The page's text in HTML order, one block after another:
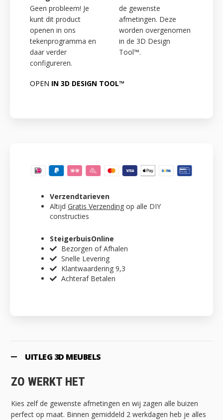
Geen probleem! Je
kunt dit product
openen in ons
tekenprogramma en
daar verder
configureren.
de gewenste
afmetingen. Deze
worden overgenomen
in de 3D Design
Tool™.
OPEN IN 3D DESIGN TOOL™
Verzendtarieven
Altijd Gratis Verzending op alle DIY
constructies
SteigerbuisOnline
Bezorgen of Afhalen
Snelle Levering
Klantwaardering 9,3
Achteraf Betalen
UITLEG 3D MEUBELS
ZO WERKT HET
Kies zelf de gewenste afmetingen en wij zagen alle buizen
perfect op maat. Binnen gemiddeld 2 werkdagen heb je alles